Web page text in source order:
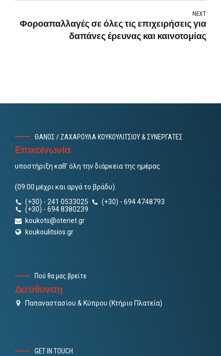
NEXT
Φοροαπαλλαγές σε όλες τις επιχειρήσεις για
δαπάνες έρευνας και καινοτομίας
ΘΑΝΟΣ / ΖΑΧΑΡΟΥΛΑ ΚΟΥΚΟΥΛΙΤΣΙΟΥ & ΣΥΝΕΡΓΑΤΕΣ
Επικοινωνία
υποστήριξη καθ’ όλη την διάρκεια της ημέρας
(09:00 μέχρι και αργά το βράδυ).
(+30) - 241 0533025
(+30) - 694 4748793
(+30) - 694 8380239
koukots@otenet.gr
koukoulitsios.gr
Πού θα μας βρείτε
Διεύθυνση
Παπαναστασίου & Κύπρου (Κτήριο Πλατεία)
GET IN TOUCH